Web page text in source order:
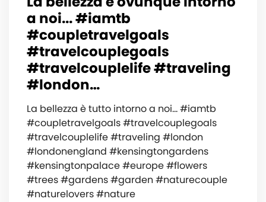
a noi... #iamtb
#coupletravelgoals
#travelcouplegoals
#travelcouplelife #traveling
#london…
La bellezza è tutto intorno a noi... #iamtb
#coupletravelgoals #travelcouplegoals
#travelcouplelife #traveling #london
#londonengland #kensingtongardens
#kensingtonpalace #europe #flowers
#trees #gardens #garden #naturecouple
#naturelovers #nature